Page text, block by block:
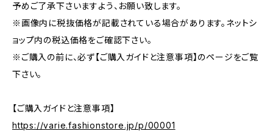
予めご了承下さいますよう、お願い致します。
※画像内に税抜価格が記載されている場合があります。ネットシ
ョップ内の税込価格をご確認下さい。
※ご購入の前に、必ず【ご購入ガイドと注意事項】のページをご覧
下さい。
【ご購入ガイドと注意事項】
https://varie.fashionstore.jp/p/00001